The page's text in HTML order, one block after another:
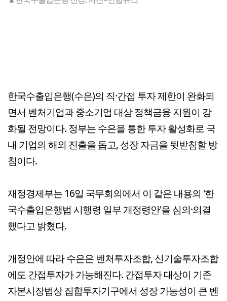
한국수출입은행(수은)의 직·간접 투자 제한이 완화되
면서 벤처기업과 중소기업 대상 정책금융 지원이 강
화될 전망이다. 정부는 수은을 통한 투자 활성화로 국
내 기업의 해외 진출을 돕고, 성장 자금을 뒷받침할 방
침이다.
재정경제부는 16일 국무회의에서 이 같은 내용의 '한
국수출입은행법 시행령 일부 개정령안'을 심의·의결
했다고 밝혔다.
개정안에 따라 수은은 벤처투자조합, 신기술투자조합
에도 간접투자가 가능해진다. 간접투자 대상이 기존
자본시장법상 집합투자기구에서 성장 가능성이 큰 벤